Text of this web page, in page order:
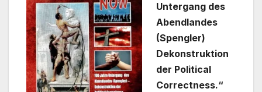
Untergang des
Abendlandes
(Spengler)
Dekonstruktion
der Political
Correctness.“